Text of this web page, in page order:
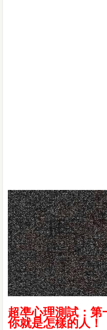
超凖心理測試：第
你就是怎樣的人！